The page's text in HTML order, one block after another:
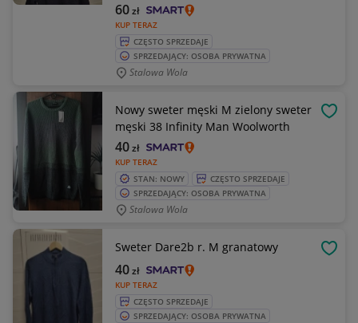
KUP TERAZ
60zł
CZĘSTO SPRZEDAJE
SPRZEDAJĄCY: OSOBA PRYWATNA
Stalowa Wola
Nowy sweter męski M zielony sweter
męski 38 Infinity Man Woolworth
KUP TERAZ
40zł
STAN: NOWY
CZĘSTO SPRZEDAJE
SPRZEDAJĄCY: OSOBA PRYWATNA
Stalowa Wola
Sweter Dare2b r. M granatowy
KUP TERAZ
40zł
CZĘSTO SPRZEDAJE
SPRZEDAJĄCY: OSOBA PRYWATNA